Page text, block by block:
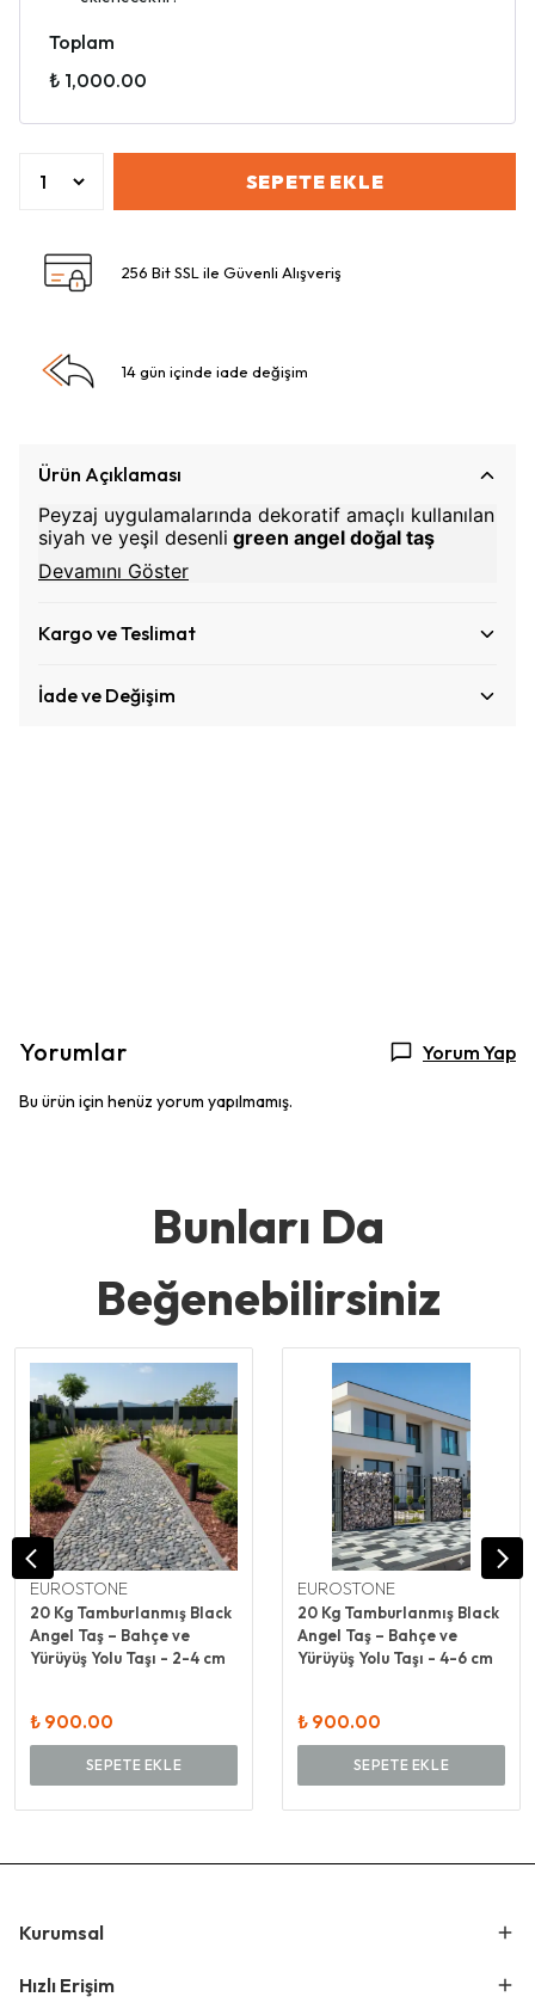
Toplam
₺ 1,000.00
SEPETE EKLE
256 Bit SSL ile Güvenli Alışveriş
14 gün içinde iade değişim
Ürün Açıklaması
Peyzaj uygulamalarında dekoratif amaçlı kullanılan
siyah ve yeşil desenli green angel doğal taş
Devamını Göster
Kargo ve Teslimat
İade ve Değişim
Yorumlar Yorum Yap
Bu ürün için henüz yorum yapılmamış.
Bunları Da
Beğenebilirsiniz
EUROSTONE
20 Kg Tamburlanmış Black
Angel Taş – Bahçe ve
Yürüyüş Yolu Taşı - 2-4 cm
₺ 900.00
SEPETE EKLE
EUROSTONE
20 Kg Tamburlanmış Black
Angel Taş – Bahçe ve
Yürüyüş Yolu Taşı - 4-6 cm
₺ 900.00
SEPETE EKLE
Kurumsal
Hızlı Erişim